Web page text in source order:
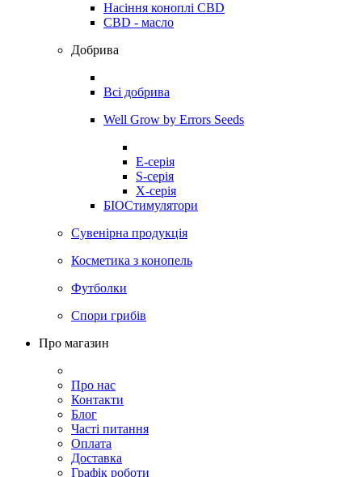
Насіння коноплі CBD
CBD - масло
Добрива
Всі добрива
Well Grow by Errors Seeds
E-серія
S-серія
X-серія
БІОСтимулятори
Сувенірна продукція
Косметика з конопель
Футболки
Спори грибів
Про магазин
Про нас
Контакти
Блог
Часті питання
Оплата
Доставка
Графік роботи